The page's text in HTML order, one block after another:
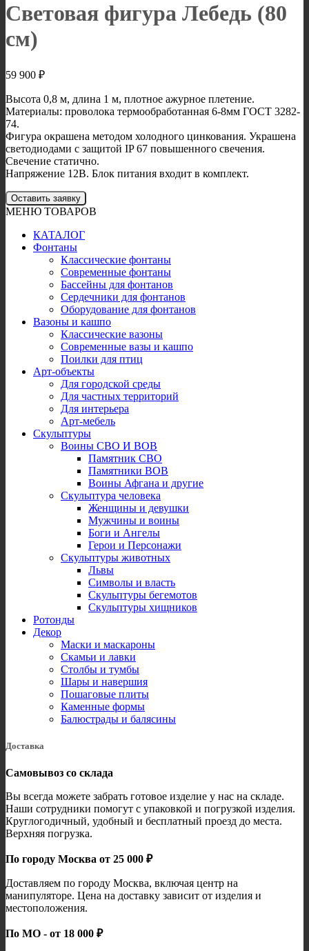
Световая фигура Лебедь (80
см)
59 900 ₽
Высота 0,8 м, длина 1 м, плотное ажурное плетение.
Материалы: проволока термообработанная 6-8мм ГОСТ 3282-
74.
Фигура окрашена методом холодного цинкования. Украшена
светодиодами с защитой IP 67 повышенного свечения.
Свечение статично.
Напряжение 12В. Блок питания входит в комплект.
Оставить заявку
МЕНЮ ТОВАРОВ
КАТАЛОГ
Фонтаны
Классические фонтаны
Современные фонтаны
Бассейны для фонтанов
Сердечники для фонтанов
Оборудование для фонтанов
Вазоны и кашпо
Классические вазоны
Современные вазы и кашпо
Поилки для птиц
Арт-объекты
Для городской среды
Для частных территорий
Для интерьера
Арт-мебель
Скульптуры
Воины СВО И ВОВ
Памятник СВО
Памятники ВОВ
Воины Афгана и другие
Скульптура человека
Женщины и девушки
Мужчины и воины
Боги и Ангелы
Герои и Персонажи
Скульптуры животных
Львы
Символы и власть
Скульптуры бегемотов
Скульптуры хищников
Ротонды
Декор
Маски и маскароны
Скамьи и лавки
Столбы и тумбы
Шары и навершия
Пошаговые плиты
Каменные формы
Балюстрады и балясины
Доставка
Самовывоз со склада
Вы всегда можете забрать готовое изделие у нас на складе.
Наши сотрудники помогут с упаковкой и погрузкой изделия.
Круглогодичный, удобный и бесплатный проезд до места.
Верхняя погрузка.
По городу Москва от 25 000 ₽
Доставляем по городу Москва, включая центр на
манипуляторе. Цена на доставку зависит от изделия и
местоположения.
По МО - от 18 000 ₽